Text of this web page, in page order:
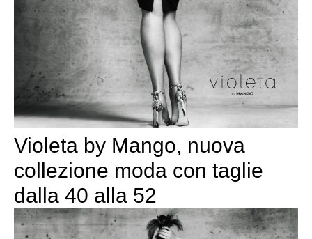
Violeta by Mango, nuova
collezione moda con taglie
dalla 40 alla 52